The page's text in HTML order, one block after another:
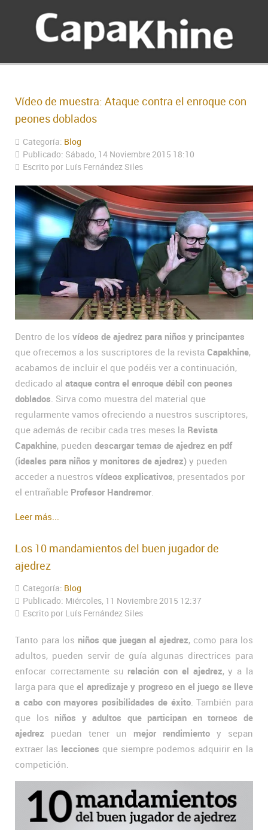
Vídeo de muestra: Ataque contra el enroque con
peones doblados
Categoría: Blog
Publicado: Sábado, 14 Noviembre 2015 18:10
Escrito por Luís Fernández Siles
Dentro de los vídeos de ajedrez para niños y principantes
que ofrecemos a los suscriptores de la revista Capakhine,
acabamos de incluir el que podéis ver a continuación,
dedicado al ataque contra el enroque débil con peones
doblados . Sirva como muestra del material que
regularmente vamos ofreciendo a nuestros suscriptores,
que además de recibir cada tres meses la Revista
Capakhine, pueden descargar temas de ajedrez en pdf
(ideales para niños y monitores de ajedrez) y pueden
acceder a nuestros vídeos explicativos, presentados por
el entrañable Profesor Handremor
Leer más...
Los 10 mandamientos del buen jugador de
ajedrez
Categoría: Blog
Publicado: Miércoles, 11 Noviembre 2015 12:37
Escrito por Luís Fernández Siles
Tanto para los niños que juegan al ajedrez, como para los
adultos, pueden servir de guía algunas directrices para
enfocar correctamente su relación con el ajedrez, y a la
larga para queel apredizaje y progreso en el juego se lleve
a cabo con mayores posibilidades de éxito. También para
que los niños y adultos que participan en torneos de
ajedrez puedan tener un mejor rendimiento y sepan
extraer las lecciones que siempre podemos adquirir en la
competición.